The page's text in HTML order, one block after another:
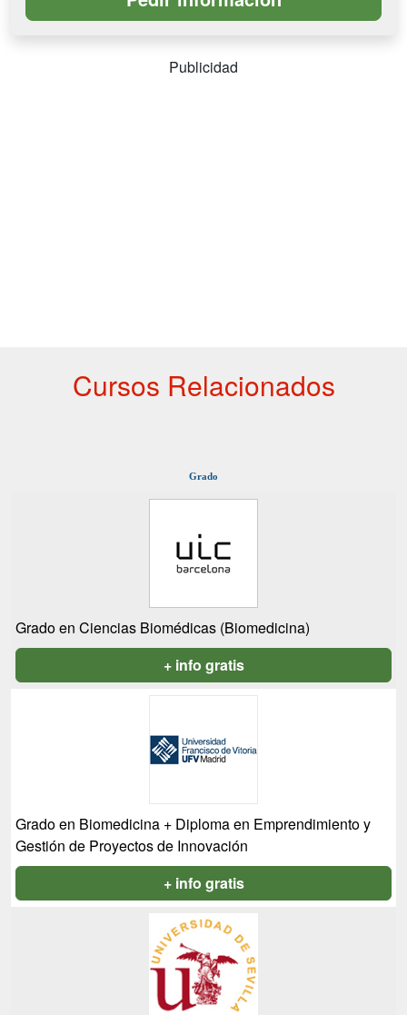
Publicidad
Cursos Relacionados
Grado
Grado en Ciencias Biomédicas (Biomedicina)
+ info gratis
Grado en Biomedicina + Diploma en Emprendimiento y
Gestión de Proyectos de Innovación
+ info gratis